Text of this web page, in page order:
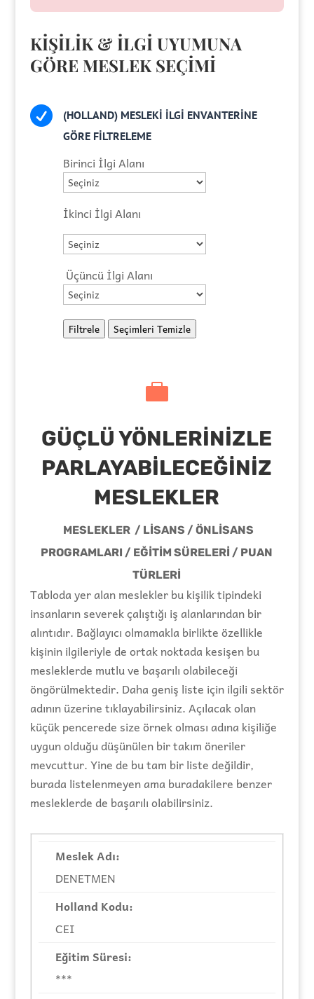
KİŞİLİK & İLGİ UYUMUNA
GÖRE MESLEK SEÇİMİ

(HOLLAND) MESLEKİ İLGİ ENVANTERİNE
GÖRE FİLTRELEME
Birinci İlgi Alanı
İkinci İlgi Alanı
Üçüncü İlgi Alanı
Filtrele Seçimleri Temizle

GÜÇLÜ YÖNLERİNİZLE
PARLAYABİLECEĞİNİZ
MESLEKLER
MESLEKLER / LİSANS / ÖNLİSANS
PROGRAMLARI / EĞİTİM SÜRELERİ / PUAN
TÜRLERİ
Tabloda yer alan meslekler bu kişilik tipindeki
insanların severek çalıştığı iş alanlarından bir
alıntıdır. Bağlayıcı olmamakla birlikte özellikle
kişinin ilgileriyle de ortak noktada kesişen bu
mesleklerde mutlu ve başarılı olabileceği
öngörülmektedir. Daha geniş liste için ilgili sektör
adının üzerine tıklayabilirsiniz. Açılacak olan
küçük pencerede size örnek olması adına kişiliğe
uygun olduğu düşünülen bir takım öneriler
mevcuttur. Yine de bu tam bir liste değildir,
burada listelenmeyen ama buradakilere benzer
mesleklerde de başarılı olabilirsiniz.
DENETMEN
CEI
***